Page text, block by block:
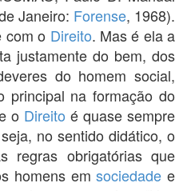
Janeiro: Forense, 1968).
com o Direito. Mas é ela a
justamente do bem, dos
do homem social,
principal na formação do
o Direito é quase sempre
no sentido didático, o
regras obrigatórias que
homens emsociedade e